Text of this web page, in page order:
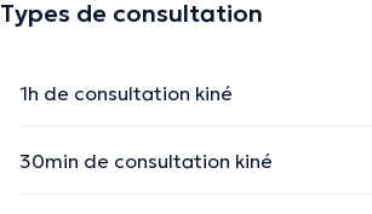
Types de consultation
1h de consultation kiné
30min de consultation kiné